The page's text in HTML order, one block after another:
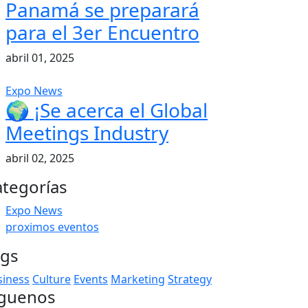
Panamá se preparará
para el 3er Encuentro
abril 01, 2025
Expo News
🌍 ¡Se acerca el Global
Meetings Industry
abril 02, 2025
Expo News
proximos eventos
Culture Events Marketing Strategy